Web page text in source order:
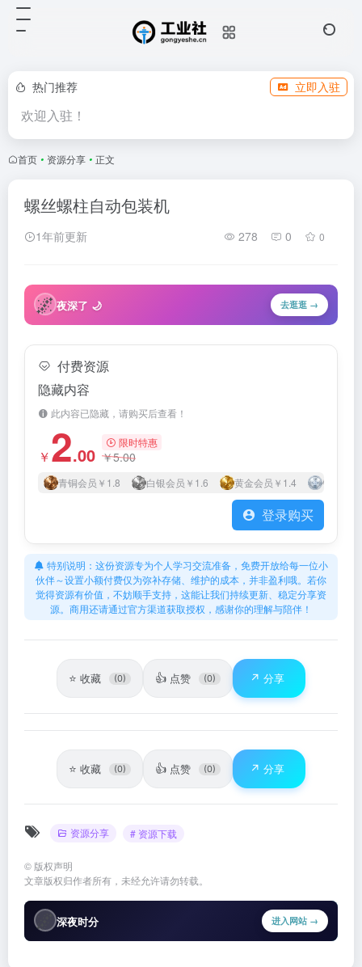
热门推荐 立即入驻
欢迎入驻！
首页 • 资源分享 • 正文
螺丝螺柱自动包装机
1年前更新 278 0 0
🌌夜深了 🌙 去逛逛 →
付费资源
隐藏内容
此内容已隐藏，请购买后查看！
￥2.00
限时特惠
￥5.00
青铜会员 ￥1.8 白银会员 ￥1.6 黄金会员 ￥1.4 钻石会员
登录购买
特别说明：这份资源专为个人学习交流准备，免费开放给每一位小
伙伴～设置小额付费仅为弥补存储、维护的成本，并非盈利哦。若你
觉得资源有价值，不妨顺手支持，这能让我们持续更新、稳定分享资
源。商用还请通过官方渠道获取授权，感谢你的理解与陪伴！
⭐ 收藏 (0) 👍 点赞 (0) ↗️ 分享
⭐ 收藏 (0) 👍 点赞 (0) ↗️ 分享
资源分享 # 资源下载
© 版权声明
文章版权归作者所有，未经允许请勿转载。
🌌深夜时分 进入网站 →